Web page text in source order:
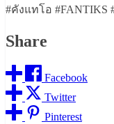
#คังแทโอ #FANTIKS
Share
Facebook
Twitter
Pinterest